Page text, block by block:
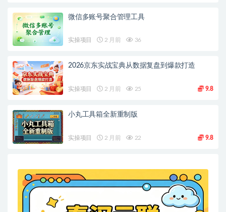
微信多账号聚合管理工具
实操项目 2 月前 36
2026京东实战宝典从数据复盘到爆款打造
实操项目 2 月前 25 9.8
小丸工具箱全新重制版
实操项目 2 月前 22 9.8